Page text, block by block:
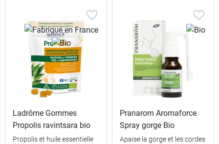
Ladrôme Gommes
Propolis ravintsara bio
Propolis et huile essentielle
Pranarom Aromaforce
Spray gorge Bio
Apaise la gorge et les cordes